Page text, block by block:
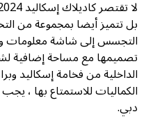
بل تتميز أيضا بمجموعة من
التجسس إلى شاشة معلومات
تصميمها مع مساحة إضافية
الداخلية من فخامة إسكاليد
الكماليات للاستمتاع بها ،
دبي.